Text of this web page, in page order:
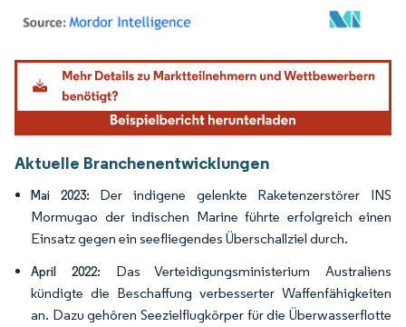
Bild © Mordor Intelligence. Wiederverwendung erfordert Namensnennung gemäß
Aktuelle Branchenentwicklungen
Mai 2023: Der indigene gelenkte Raketenzerstörer INS
Mormugao der indischen Marine führte erfolgreich einen
Einsatz gegen ein seefliegendes Überschallziel durch.
April 2022: Das Verteidigungsministerium Australiens
kündigte die Beschaffung verbesserter Waffenfähigkeiten
an. Dazu gehören Seezielflugkörper für die Überwasserflotte